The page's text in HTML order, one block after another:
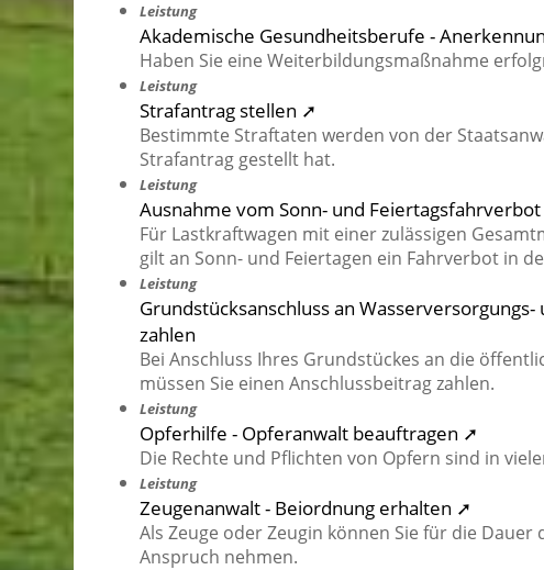
Leistung
Akademische Gesundheitsberufe -
Haben Sie eine Weiterbildungsmaßnahme
Leistung
Strafantrag stellen ➚
Bestimmte Straftaten werden von der
Strafantrag gestellt hat.
Leistung
Ausnahme vom Sonn- und
Für Lastkraftwagen mit einer zulässigen
gilt an Sonn- und Feiertagen ein Fahrverbot in
Leistung
Grundstücksanschluss an
zahlen
Bei Anschluss Ihres Grundstückes an die
müssen Sie einen Anschlussbeitrag zahlen.
Leistung
Opferhilfe - Opferanwalt beauftragen ➚
Die Rechte und Pflichten von Opfern sind in
Leistung
Zeugenanwalt - Beiordnung erhalten ➚
Als Zeuge oder Zeugin können Sie für die
Anspruch nehmen.